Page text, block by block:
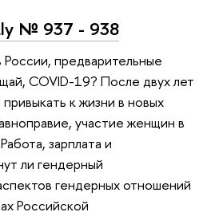
№ 937 - 938
предварительные
COVID-19? После двух лет
к жизни в новых
участие женщин в
зарплата и
ли гендерный
гендерных отношений
Российской